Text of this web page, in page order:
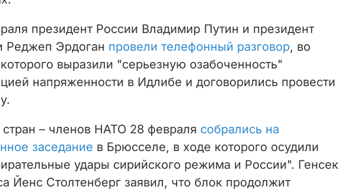
президент России Владимир Путин и президент
Реджеп Эрдоган провели телефонный разговор, во
выразили "серьезную озабоченность"
напряженности в Идлибе и договорились провести
– членов НАТО 28 февраля собрались на
заседание в Брюсселе, в ходе которого осудили
удары сирийского режима и России". Генсек
Йенс Столтенберг заявил, что блок продолжит